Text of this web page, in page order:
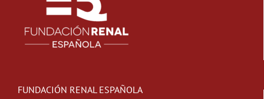
FUNDACIÓN RENAL ESPAÑOLA